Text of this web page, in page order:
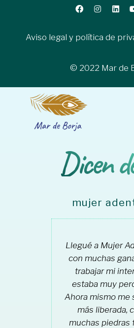
Aviso legal y política de
© 2022 Mar de
Dicen
mujer
Llegué a Mujer
con muchas
trabajar mi
estaba muy
Ahora mismo me
más liberada,
muchas piedras